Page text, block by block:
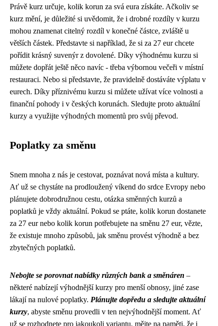
Právě kurz určuje, kolik korun za svá eura získáte. Ačkoliv se
kurz mění, je důležité si uvědomit, že i drobné rozdíly v kurzu
mohou znamenat citelný rozdíl v konečné částce, zvláště u
větších částek. Představte si například, že si za 27 eur chcete
pořídit krásný suvenýr z dovolené. Díky výhodnému kurzu si
můžete dopřát ještě něco navíc - třeba výbornou večeři v místní
restauraci. Nebo si představte, že pravidelně dostáváte výplatu v
eurech. Díky příznivému kurzu si můžete užívat více volnosti a
finanční pohody i v českých korunách. Sledujte proto aktuální
kurzy a využijte výhodných momentů pro svůj převod.
Poplatky za směnu
Snem mnoha z nás je cestovat, poznávat nová místa a kultury.
Ať už se chystáte na prodloužený víkend do srdce Evropy nebo
plánujete dobrodružnou cestu, otázka směnných kurzů a
poplatků je vždy aktuální. Pokud se ptáte, kolik korun dostanete
za 27 eur nebo kolik korun potřebujete na směnu 27 eur, vězte,
že existuje mnoho způsobů, jak směnu provést výhodně a bez
zbytečných poplatků.
Nebojte se porovnat nabídky různých bank a směnáren –
některé nabízejí výhodnější kurzy pro menší obnosy, jiné zase
lákají na nulové poplatky. Plánujte dopředu a sledujte aktuální
kurzy, abyste směnu provedli v ten nejvýhodnější moment. Ať
už se rozhodnete pro jakoukoli variantu, mějte na paměti, že i